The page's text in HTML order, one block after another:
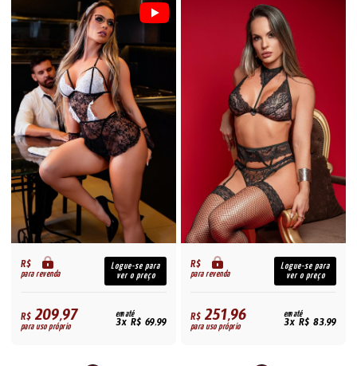
R$
para revenda
Logue-se para
ver o preço
R$209,97
para uso próprio
em até
3x R$ 69,99
R$
para revenda
Logue-se para
ver o preço
R$251,96
para uso próprio
em até
3x R$ 83,99